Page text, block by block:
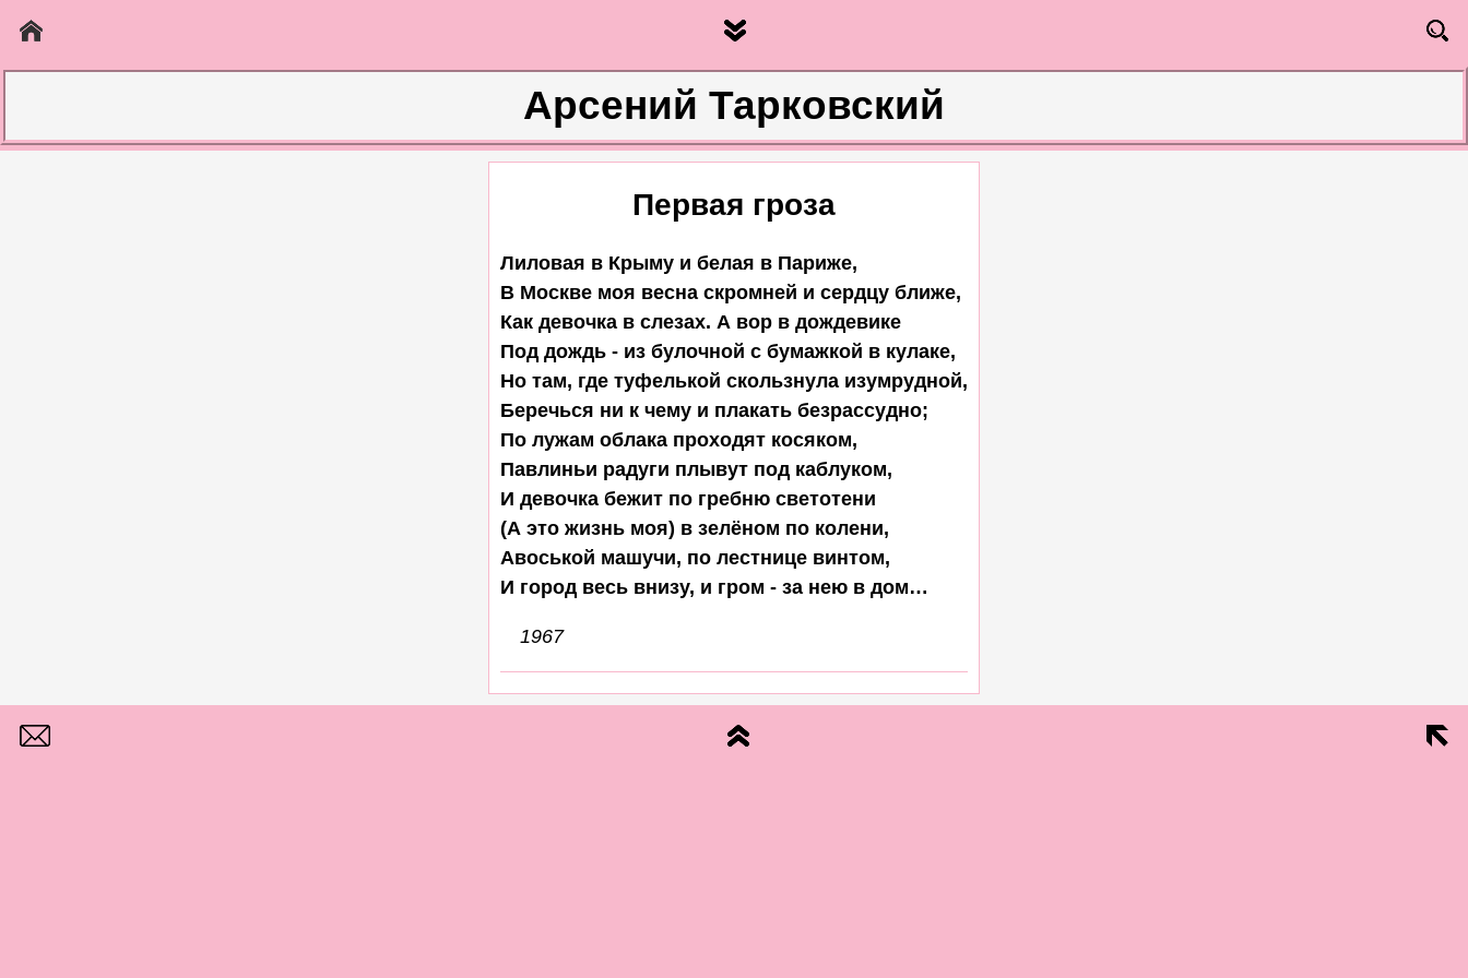
Арсений Тарковский
Первая гроза
Лиловая в Крыму и белая в Париже,
В Москве моя весна скромней и сердцу ближе,
Как девочка в слезах. А вор в дождевике
Под дождь - из булочной с бумажкой в кулаке,
Но там, где туфелькой скользнула изумрудной,
Беречься ни к чему и плакать безрассудно;
По лужам облака проходят косяком,
Павлиньи радуги плывут под каблуком,
И девочка бежит по гребню светотени
(А это жизнь моя) в зелёном по колени,
Авоськой машучи, по лестнице винтом,
1967